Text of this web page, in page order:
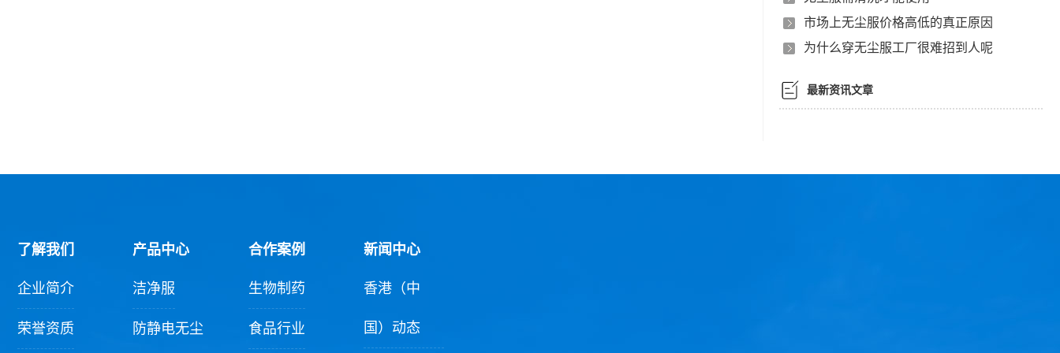
市场上无尘服价格高低的真正原因
为什么穿无尘服工厂很难招到人呢
最新资讯文章
了解我们
企业简介
荣誉资质
产品中心
洁净服
防静电无尘
合作案例
生物制药
食品行业
新闻中心
香港（中
国）动态